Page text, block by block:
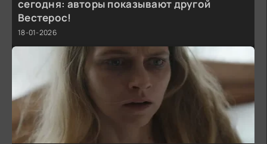
сегодня: авторы показывают другой
Вестерос!
18-01-2026